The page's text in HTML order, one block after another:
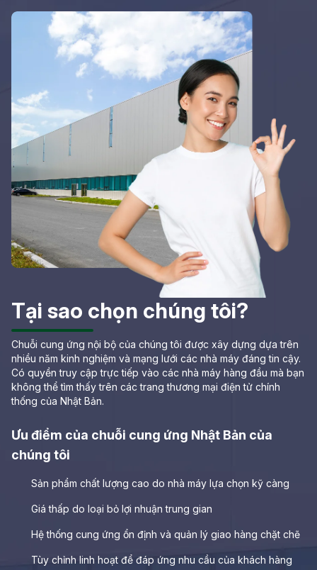
Tại sao chọn chúng tôi?
Chuỗi cung ứng nội bộ của chúng tôi được xây dựng dựa trên
nhiều năm kinh nghiệm và mạng lưới các nhà máy đáng tin cậy.
Có quyền truy cập trực tiếp vào các nhà máy hàng đầu mà bạn
không thể tìm thấy trên các trang thương mại điện tử chính
thống của Nhật Bản.
Ưu điểm của chuỗi cung ứng Nhật Bản của
chúng tôi
Sản phẩm chất lượng cao do nhà máy lựa chọn kỹ càng
Giá thấp do loại bỏ lợi nhuận trung gian
Hệ thống cung ứng ổn định và quản lý giao hàng chặt chẽ
Tùy chỉnh linh hoạt để đáp ứng nhu cầu của khách hàng